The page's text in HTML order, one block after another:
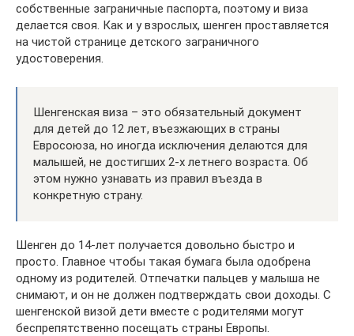
собственные заграничные паспорта, поэтому и виза
делается своя. Как и у взрослых, шенген проставляется
на чистой странице детского заграничного
удостоверения.
Шенгенская виза – это обязательный документ
для детей до 12 лет, въезжающих в страны
Евросоюза, но иногда исключения делаются для
малышей, не достигших 2-х летнего возраста. Об
этом нужно узнавать из правил въезда в
конкретную страну.
Шенген до 14-лет получается довольно быстро и
просто. Главное чтобы такая бумага была одобрена
одному из родителей. Отпечатки пальцев у малыша не
снимают, и он не должен подтверждать свои доходы. С
шенгенской визой дети вместе с родителями могут
беспрепятственно посещать страны Европы.